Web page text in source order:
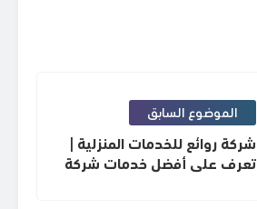
الموضوع السابق
شركة روائع للخدمات المنزلية |
تعرف على أفضل خدمات شركة